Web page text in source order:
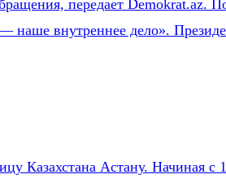
передает Demokrat.az.
— наше внутреннее дело».
Казахстана Астану. Начиная с